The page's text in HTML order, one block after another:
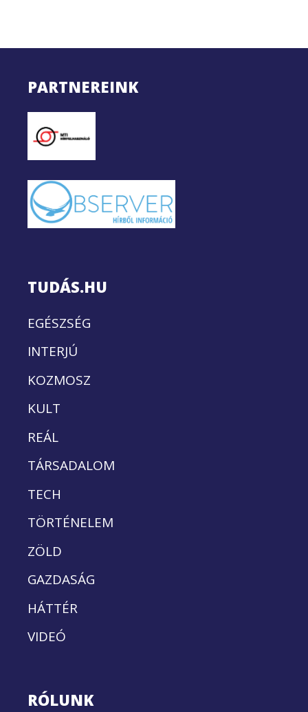
PARTNEREINK
TUDÁS.HU
EGÉSZSÉG
INTERJÚ
KOZMOSZ
KULT
REÁL
TÁRSADALOM
TECH
TÖRTÉNELEM
ZÖLD
GAZDASÁG
HÁTTÉR
VIDEÓ
RÓLUNK